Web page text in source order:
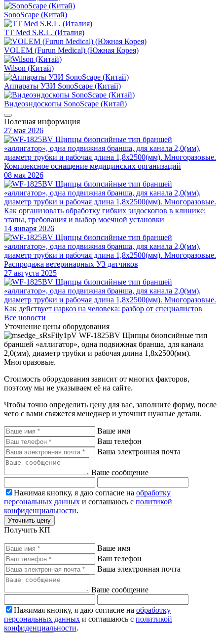
SonoScape (Китай)
TT Med S.R.L. (Италия)
VOLEM (Furun Medical) (Южная Корея)
Wilson (Китай)
Аппараты УЗИ SonoScape (Китай)
Видеоэндоскопы SonoScape (Китай)
Полезная информация
27 мая 2026
Комплексное оснащение медицинских организаций
08 мая 2026
Как организовать обработку гибких эндоскопов в клинике:
этапы, требования и выбор моечной установки
14 января 2026
Распродажа ветеринарных УЗ датчиков
27 августа 2025
Как действует наркоз на человека: разбор от специалистов
Все новости
Уточнение цены оборудования
WF-1825BV Щипцы биопсийные тип
браншей «аллигатор», одна подвижная бранша, для канала
2,0(мм), диаметр трубки и рабочая длина 1,8х2500(мм).
Многоразовые.
Стоимость оборудования зависит от многих факторов,
поэтому мы не указываем её на сайте.
Чтобы точно определить цену для вас, заполните форму, после
чего с вами свяжется менеджер и уточнит нужные детали.
Ваше имя
Ваш телефон
Ваша электронная почта
Ваше сообщение
Нажимая кнопку, я даю согласие на обработку
персональных данных и соглашаюсь с политикой
конфиденциальности.
Уточнить цену
Получить КП
Ваше имя
Ваш телефон
Ваша электронная почта
Ваше сообщение
Нажимая кнопку, я даю согласие на обработку
персональных данных и соглашаюсь с политикой
конфиденциальности.